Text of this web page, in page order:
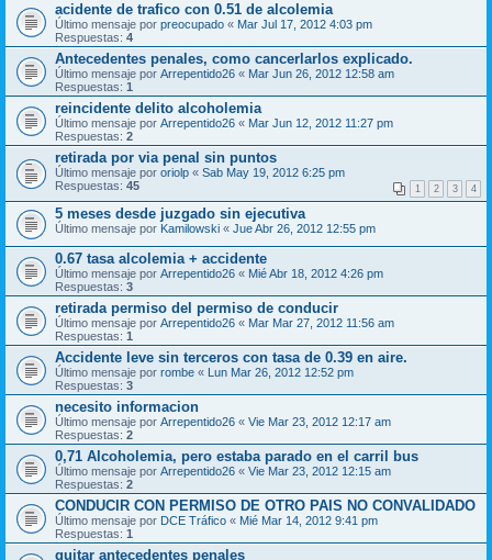
acidente de trafico con 0.51 de alcolemia
Último mensaje por preocupado « Mar Jul 17, 2012 4:03 pm
Respuestas: 4
Antecedentes penales, como cancerlarlos explicado.
Último mensaje por Arrepentido26 « Mar Jun 26, 2012 12:58 am
Respuestas: 1
reincidente delito alcoholemia
Último mensaje por Arrepentido26 « Mar Jun 12, 2012 11:27 pm
Respuestas: 2
retirada por via penal sin puntos
Último mensaje por oriolp « Sab May 19, 2012 6:25 pm
Respuestas: 45 1 2 3 4
5 meses desde juzgado sin ejecutiva
Último mensaje por Kamilowski « Jue Abr 26, 2012 12:55 pm
0.67 tasa alcolemia + accidente
Último mensaje por Arrepentido26 « Mié Abr 18, 2012 4:26 pm
Respuestas: 3
retirada permiso del permiso de conducir
Último mensaje por Arrepentido26 « Mar Mar 27, 2012 11:56 am
Respuestas: 1
Accidente leve sin terceros con tasa de 0.39 en aire.
Último mensaje por rombe « Lun Mar 26, 2012 12:52 pm
Respuestas: 3
necesito informacion
Último mensaje por Arrepentido26 « Vie Mar 23, 2012 12:17 am
Respuestas: 2
0,71 Alcoholemia, pero estaba parado en el carril bus
Último mensaje por Arrepentido26 « Vie Mar 23, 2012 12:15 am
Respuestas: 2
CONDUCIR CON PERMISO DE OTRO PAIS NO CONVALIDADO
Último mensaje por DCE Tráfico « Mié Mar 14, 2012 9:41 pm
Respuestas: 1
quitar antecedentes penales